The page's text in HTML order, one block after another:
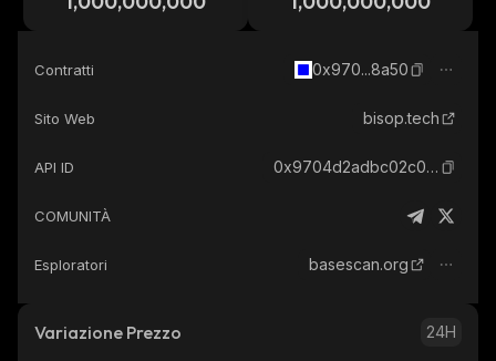
Contratti 0x970...8a50
Sito Web bisop.tech
API ID 0x9704d2adbc02c085ff526a37ac64872027ac8a50_base
COMUNITÀ
Esploratori basescan.org
Variazione Prezzo 24H